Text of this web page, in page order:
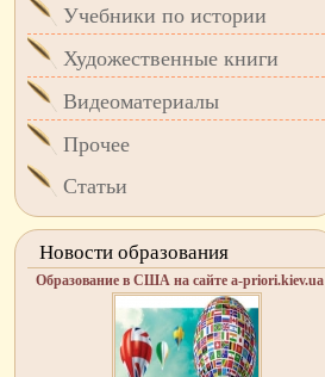
Учебники по истории
Художественные книги
Видеоматериалы
Прочее
Статьи
Новости образования
Образование в США на сайте a-priori.kiev.ua